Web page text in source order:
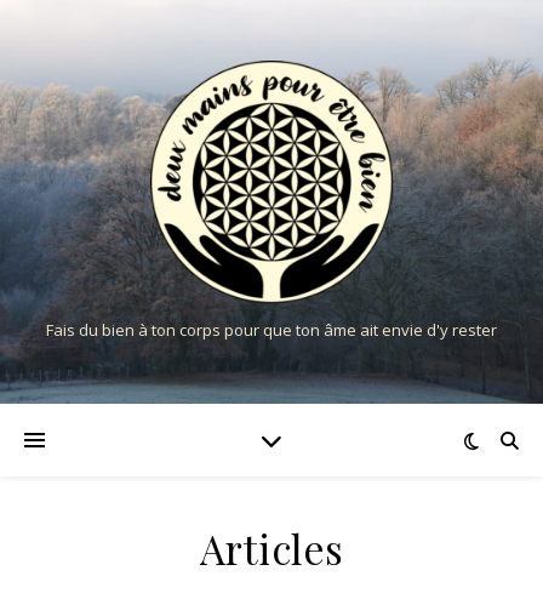
Fais du bien à ton corps pour que ton âme ait envie d'y rester
Articles